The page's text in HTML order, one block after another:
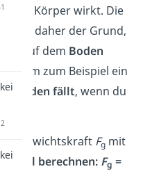
den Körper wirkt. Die
ist daher der Grund,
auf dem Boden
warum zum Beispiel ein
Boden fällt, wenn du
die Gewichtskraft Fgmit
berechnen: Fg =